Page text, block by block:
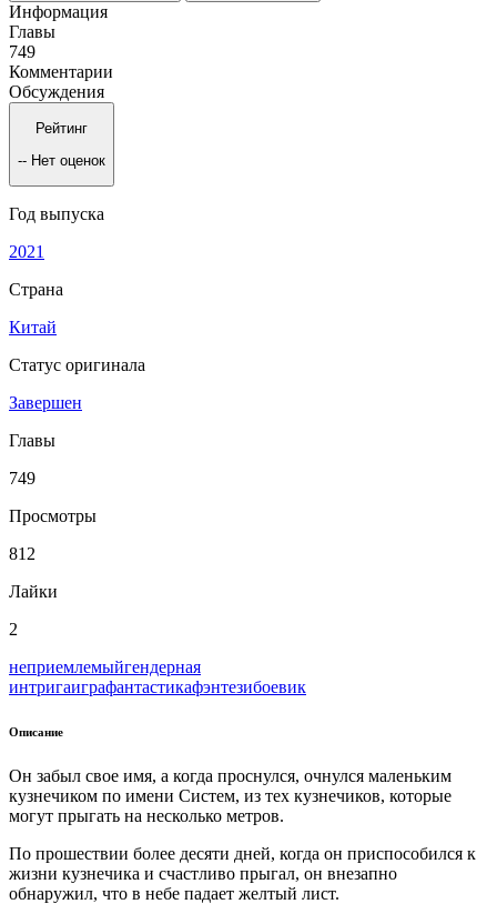
Информация
Главы
749
Комментарии
Обсуждения
Рейтинг
-- Нет оценок
Год выпуска
2021
Страна
Китай
Статус оригинала
Завершен
Главы
749
Просмотры
812
Лайки
2
неприемлемыйгендерная
интригаиграфантастикафэнтезибоевик
Описание
Он забыл свое имя, а когда проснулся, очнулся маленьким
кузнечиком по имени Систем, из тех кузнечиков, которые
могут прыгать на несколько метров.
По прошествии более десяти дней, когда он приспособился к
жизни кузнечика и счастливо прыгал, он внезапно
обнаружил, что в небе падает желтый лист.